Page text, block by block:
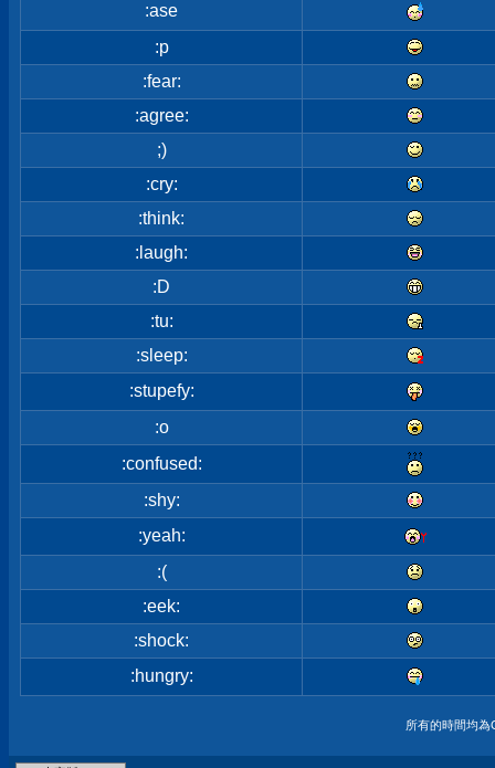
:ase
:p
:fear:
:agree:
;)
:cry:
:think:
:laugh:
:D
:tu:
:sleep:
:stupefy:
:o
:confused:
:shy:
:yeah:
:(
:eek:
:shock:
:hungry:
所有的時間均為